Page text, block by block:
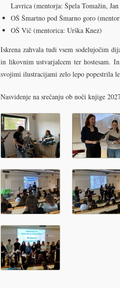
Lavrica (mentorja: Špela Tomažin,
OŠ Šmartno pod Šmarno goro
OŠ Vič (mentorica: Urška Knez)
Iskrena zahvala tudi vsem sodelujočim
in likovnim ustvarjalcem ter hostesam.
svojimi ilustracijami zelo lepo popestrila
Nasvidenje na srečanju ob noči knjige